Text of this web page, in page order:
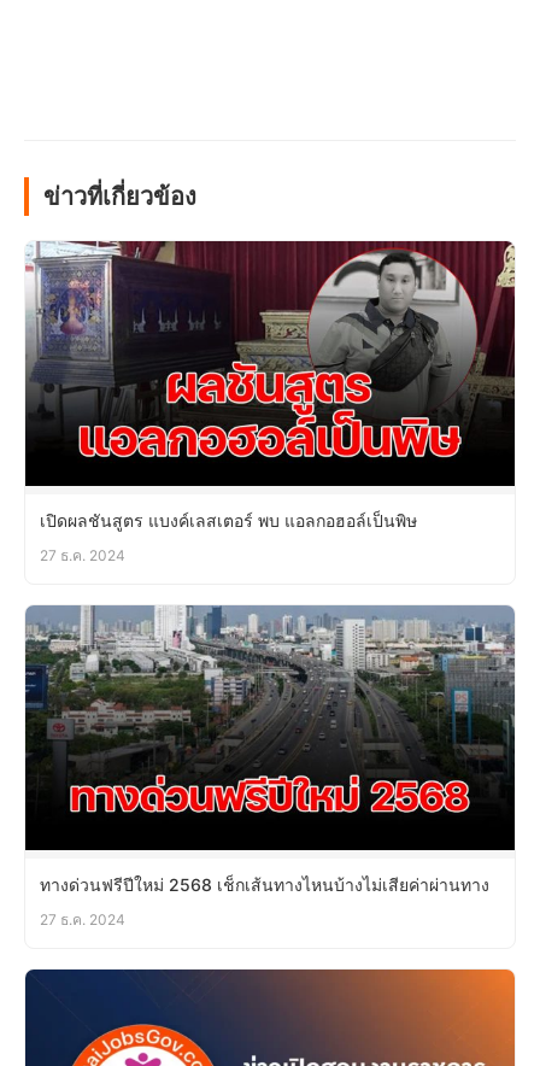
ข่าวที่เกี่ยวข้อง
เปิดผลชันสูตร แบงค์เลสเตอร์ พบ แอลกอฮอล์เป็นพิษ
27 ธ.ค. 2024
ทางด่วนฟรีปีใหม่ 2568 เช็กเส้นทางไหนบ้างไม่เสียค่าผ่านทาง
27 ธ.ค. 2024